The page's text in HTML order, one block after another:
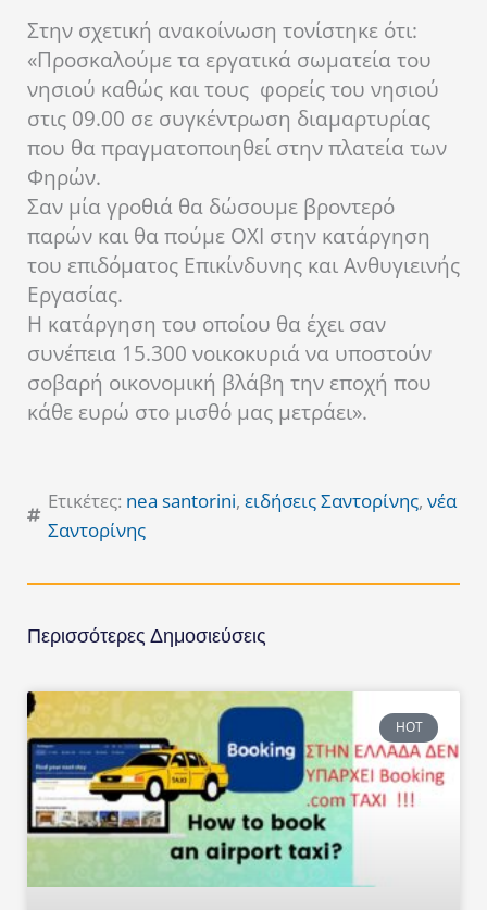
Στην σχετική ανακοίνωση τονίστηκε ότι:
«Προσκαλούμε τα εργατικά σωματεία του
νησιού καθώς και τους φορείς του νησιού
στις 09.00 σε συγκέντρωση διαμαρτυρίας
που θα πραγματοποιηθεί στην πλατεία των
Φηρών.
Σαν μία γροθιά θα δώσουμε βροντερό
παρών και θα πούμε ΟΧΙ στην κατάργηση
του επιδόματος Επικίνδυνης και Ανθυγιεινής
Εργασίας.
Η κατάργηση του οποίου θα έχει σαν
συνέπεια 15.300 νοικοκυριά να υποστούν
σοβαρή οικονομική βλάβη την εποχή που
κάθε ευρώ στο μισθό μας μετράει».
Ετικέτες: nea santorini, ειδήσεις Σαντορίνης, νέα
Σαντορίνης
Περισσότερες Δημοσιεύσεις
HOT